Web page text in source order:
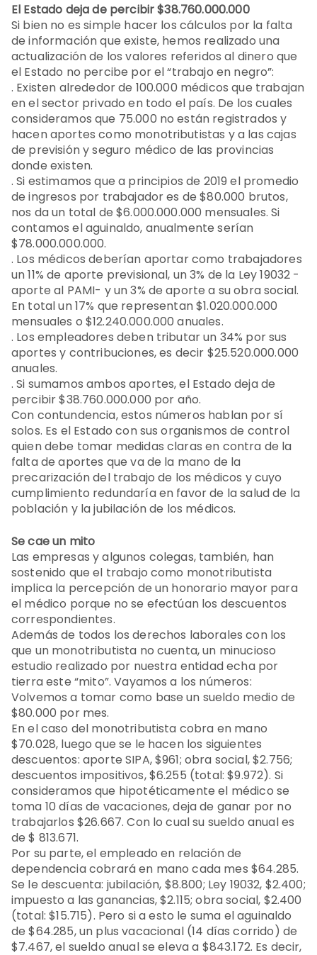
El Estado deja de percibir $38.760.000.000
Si bien no es simple hacer los cálculos por la falta
de información que existe, hemos realizado una
actualización de los valores referidos al dinero que
el Estado no percibe por el “trabajo en negro”:
. Existen alrededor de 100.000 médicos que trabajan
en el sector privado en todo el país. De los cuales
consideramos que 75.000 no están registrados y
hacen aportes como monotributistas y a las cajas
de previsión y seguro médico de las provincias
donde existen.
. Si estimamos que a principios de 2019 el promedio
de ingresos por trabajador es de $80.000 brutos,
nos da un total de $6.000.000.000 mensuales. Si
contamos el aguinaldo, anualmente serían
$78.000.000.000.
. Los médicos deberían aportar como trabajadores
un 11% de aporte previsional, un 3% de la Ley 19032 -
aporte al PAMI- y un 3% de aporte a su obra social.
En total un 17% que representan $1.020.000.000
mensuales o $12.240.000.000 anuales.
. Los empleadores deben tributar un 34% por sus
aportes y contribuciones, es decir $25.520.000.000
anuales.
. Si sumamos ambos aportes, el Estado deja de
percibir $38.760.000.000 por año.
Con contundencia, estos números hablan por sí
solos. Es el Estado con sus organismos de control
quien debe tomar medidas claras en contra de la
falta de aportes que va de la mano de la
precarización del trabajo de los médicos y cuyo
cumplimiento redundaría en favor de la salud de la
población y la jubilación de los médicos.
Se cae un mito
Las empresas y algunos colegas, también, han
sostenido que el trabajo como monotributista
implica la percepción de un honorario mayor para
el médico porque no se efectúan los descuentos
correspondientes.
Además de todos los derechos laborales con los
que un monotributista no cuenta, un minucioso
estudio realizado por nuestra entidad echa por
tierra este “mito”. Vayamos a los números:
Volvemos a tomar como base un sueldo medio de
$80.000 por mes.
En el caso del monotributista cobra en mano
$70.028, luego que se le hacen los siguientes
descuentos: aporte SIPA, $961; obra social, $2.756;
descuentos impositivos, $6.255 (total: $9.972). Si
consideramos que hipotéticamente el médico se
toma 10 días de vacaciones, deja de ganar por no
trabajarlos $26.667. Con lo cual su sueldo anual es
de $ 813.671.
Por su parte, el empleado en relación de
dependencia cobrará en mano cada mes $64.285.
Se le descuenta: jubilación, $8.800; Ley 19032, $2.400;
impuesto a las ganancias, $2.115; obra social, $2.400
(total: $15.715). Pero si a esto le suma el aguinaldo
de $64.285, un plus vacacional (14 días corrido) de
$7.467, el sueldo anual se eleva a $843.172. Es decir,